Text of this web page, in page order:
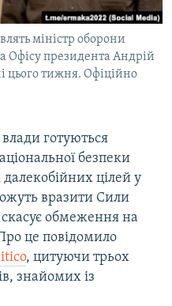
міністр оборони
Офісу президента Андрій
цього тижня. Офіційно
готуються
безпеки
цілей у
вразити Сили
обмеження на
це повідомило
, цитуючи трьох
знайомих із